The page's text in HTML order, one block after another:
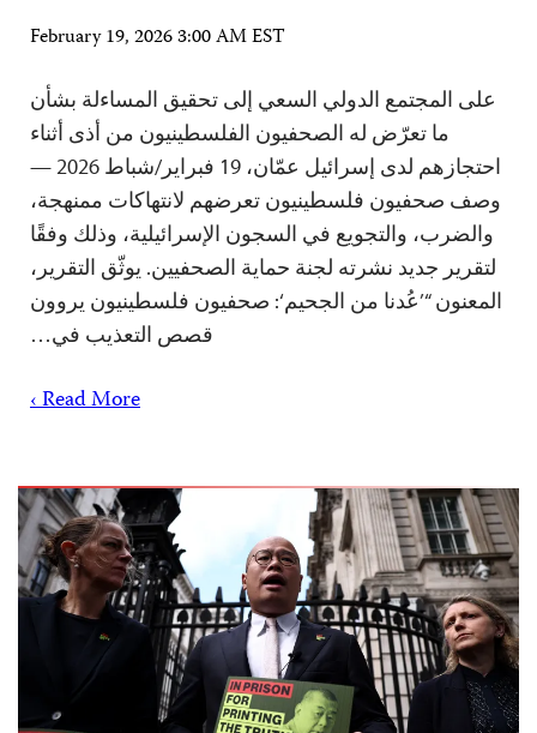
February 19, 2026 3:00 AM EST
على المجتمع الدولي السعي إلى تحقيق المساءلة بشأن
ما تعرّض له الصحفيون الفلسطينيون من أذى أثناء
احتجازهم لدى إسرائيل عمّان، 19 فبراير/شباط 2026 —
وصف صحفيون فلسطينيون تعرضهم لانتهاكات ممنهجة،
والضرب، والتجويع في السجون الإسرائيلية، وذلك وفقًا
لتقرير جديد نشرته لجنة حماية الصحفيين. يوثّق التقرير،
المعنون “’عُدنا من الجحيم‘: صحفيون فلسطينيون يروون
قصص التعذيب في…
Read More ›